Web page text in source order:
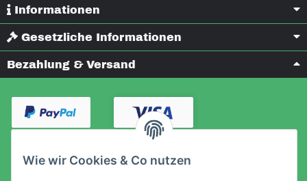
Wie wir Cookies & Co nutzen
Informationen
Gesetzliche Informationen
Bezahlung & Versand